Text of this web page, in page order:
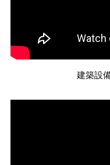
建築設